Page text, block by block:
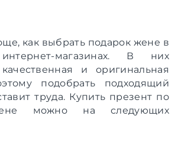
как выбрать подарок жене в
магазинах. В них
и оригинальная
подобрать подходящий
труда. Купить презент по
можно на следующих